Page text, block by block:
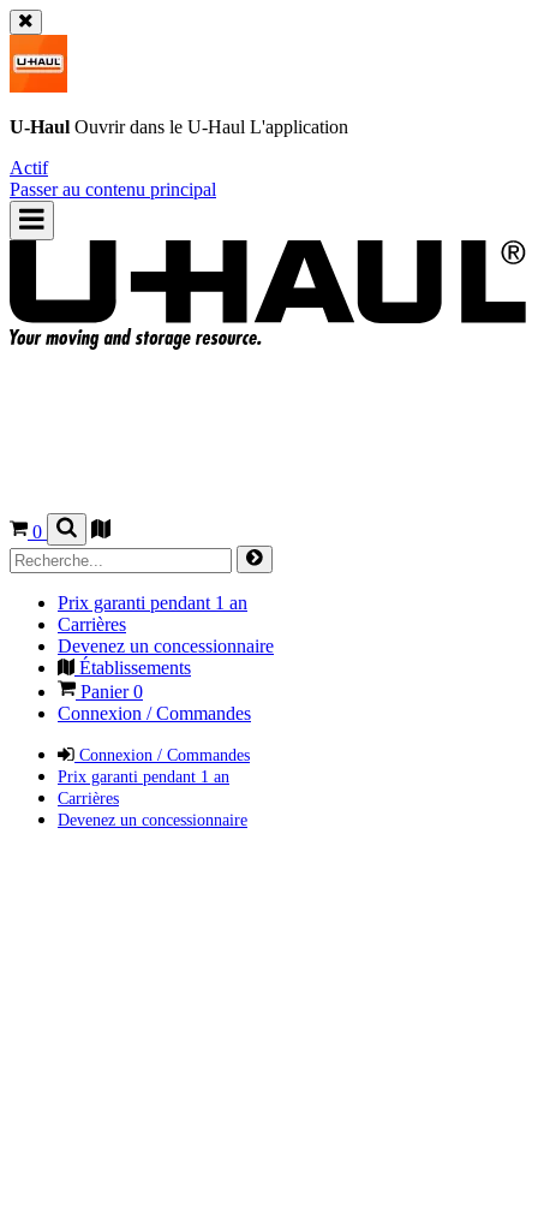
U-Haul Ouvrir dans le U-Haul L'application
Actif
Passer au contenu principal
0
Prix garanti pendant 1 an
Carrières
Devenez un concessionnaire
Établissements
Panier0
Connexion / Commandes
Connexion / Commandes
Prix garanti pendant 1 an
Carrières
Devenez un concessionnaire